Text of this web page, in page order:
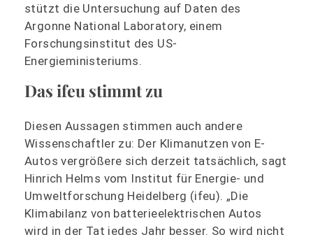
stützt die Untersuchung auf Daten des
Argonne National Laboratory, einem
Forschungsinstitut des US-
Energieministeriums.
Das ifeu stimmt zu
Diesen Aussagen stimmen auch andere
Wissenschaftler zu: Der Klimanutzen von E-
Autos vergrößere sich derzeit tatsächlich, sagt
Hinrich Helms vom Institut für Energie- und
Umweltforschung Heidelberg (ifeu). „Die
Klimabilanz von batterieelektrischen Autos
wird in der Tat jedes Jahr besser. So wird nicht